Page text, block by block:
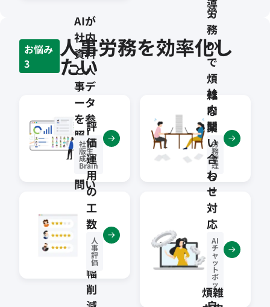
導
入
お悩み
3
人事労務を効率化し
たい
AIが
社内
資料
と人
事デ
ータ
を参
照し
て個
人の
問い
に回
答
社内
版生
成AI
Brain
労
務
DX
で
煩
雑
な
業
務
か
ら
の
解
放
労
務
管
理
評
価
運
用
の
工
数
を
大
幅
削
人
事
評
価
社
内
問
い
合
わ
せ
対
応
を
24
時
間
AI
チ
ャ
ッ
ト
ボ
ッ
ト
煩雑